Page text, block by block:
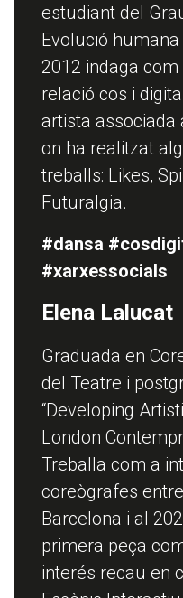
estudiant del
Evolució humana
2012 indaga
relació cos i
artista associada
on ha realitzat
treballs: Likes,
Futuralgia.
#dansa
#xarxessocials
Elena Lalucat
Graduada en
del Teatre i
“Developing
London
Treballa com a
coreògrafes
Barcelona i al
primera peça
interés recau en